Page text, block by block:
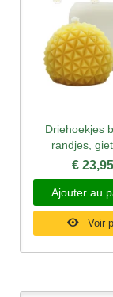
Driehoekjes
randjes,
€ 23,95
Ajouter au
Voir